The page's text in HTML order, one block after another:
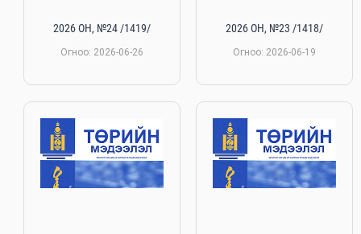
2026 ОН, №24 /1419/
Огноо: 2026-06-26
2026 ОН, №23 /1418/
Огноо: 2026-06-19